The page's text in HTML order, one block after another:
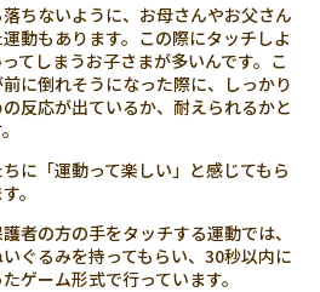
ちないように、お母さんやお父さん
動もあります。この際にタッチしよ
てしまうお子さまが多いんです。こ
に倒れそうになった際に、しっかり
反応が出ているか、耐えられるかと
に「運動って楽しい」と感じてもら
。
者の方の手をタッチする運動では、
ぐるみを持ってもらい、30秒以内に
ゲーム形式で行っています。